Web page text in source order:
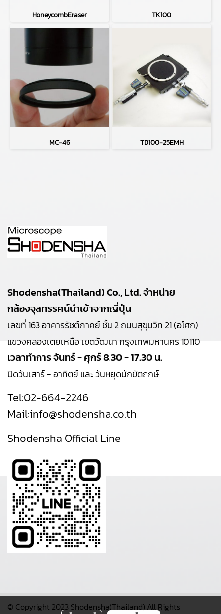
HoneycombEraser TK100
MC-46 TD100-25EMH
Shodensha(Thailand) Co., Ltd. จำหน่าย
กล้องจุลทรรศน์นำเข้าจากญี่ปุ่น
เลขที่ 163 อาคารรัชต์ภาคย์ ชั้น 2 ถนนสุขุมวิท 21 (อโศก)
แขวงคลองเตยเหนือ เขตวัฒนา กรุงเทพมหานคร 10110
เวลาทำการ จันทร์ - ศุกร์ 8.30 - 17.30 น.
ปิดวันเสาร์ - อาทิตย์ และ วันหยุดนักขัตฤกษ์
Tel:02-664-2246
Mail:info@shodensha.co.th
Shodensha Official Line
© Copyright 2023 Shodensha(Thailand) All Rights